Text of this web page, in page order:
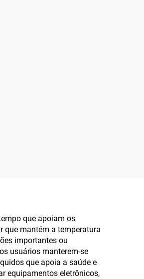
que apoiam os
que mantém a temperatura
importantes ou
usuários manterem-se
que apoia a saúde e
equipamentos eletrônicos,